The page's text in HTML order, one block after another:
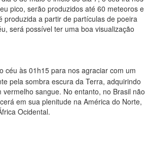
pico, serão produzidos até 60 meteoros e
produzida a partir de partículas de poeira
será possível ter uma boa visualização
céu às 01h15 para nos agraciar com um
pela sombra escura da Terra, adquirindo
sangue. No entanto, no Brasil não
em sua plenitude na América do Norte,
Ocidental.